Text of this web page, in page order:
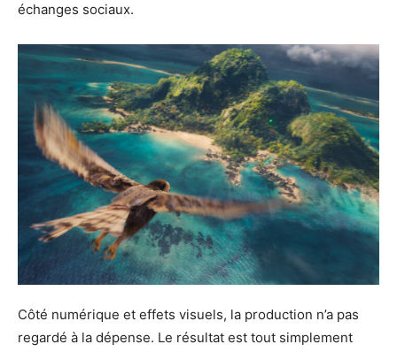
échanges sociaux.
Côté numérique et effets visuels, la production n’a pas
regardé à la dépense. Le résultat est tout simplement